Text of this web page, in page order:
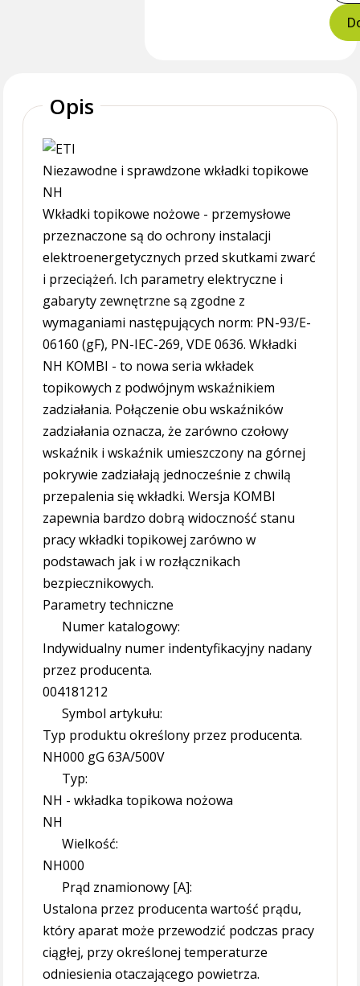
Opis
Niezawodne i sprawdzone wkładki topikowe
NH
Wkładki topikowe nożowe - przemysłowe
przeznaczone są do ochrony instalacji
elektroenergetycznych przed skutkami zwarć
i przeciążeń. Ich parametry elektryczne i
gabaryty zewnętrzne są zgodne z
wymaganiami następujących norm: PN-93/E-
06160 (gF), PN-IEC-269, VDE 0636. Wkładki
NH KOMBI - to nowa seria wkładek
topikowych z podwójnym wskaźnikiem
zadziałania. Połączenie obu wskaźników
zadziałania oznacza, że zarówno czołowy
wskaźnik i wskaźnik umieszczony na górnej
pokrywie zadziałają jednocześnie z chwilą
przepalenia się wkładki. Wersja KOMBI
zapewnia bardzo dobrą widoczność stanu
pracy wkładki topikowej zarówno w
podstawach jak i w rozłącznikach
bezpiecznikowych.
Parametry techniczne
Numer katalogowy:
Indywidualny numer indentyfikacyjny nadany
przez producenta.
004181212
Symbol artykułu:
Typ produktu określony przez producenta.
NH000 gG 63A/500V
Typ:
NH - wkładka topikowa nożowa
NH
Wielkość:
NH000
Prąd znamionowy [A]:
Ustalona przez producenta wartość prądu,
który aparat może przewodzić podczas pracy
ciągłej, przy określonej temperaturze
odniesienia otaczającego powietrza.